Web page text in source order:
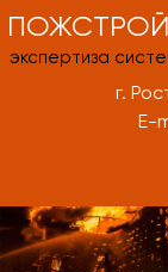
экспертиза
г.
E-